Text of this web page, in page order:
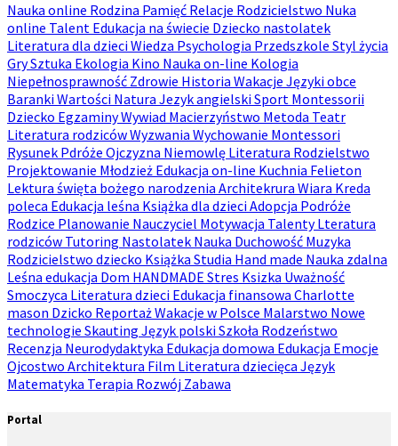
Nauka online Rodzina Pamięć Relacje Rodzicielstwo Nuka
online Talent Edukacja na świecie Dziecko nastolatek
Literatura dla dzieciWiedza Psychologia Przedszkole Styl życia
GrySztuka Ekologia Kino Nauka on-line Kologia
Niepełnosprawność Zdrowie Historia Wakacje Języki obce
BarankiWartości Natura Jezyk angielskiSport Montessorii
Dziecko EgzaminyWywiad Macierzyństwo Metoda Teatr
Literatura rodzicówWyzwania Wychowanie Montessori
Rysunek Pdróże Ojczyzna Niemowlę Literatura Rodzielstwo
Projektowanie Młodzież Edukacja on-line Kuchnia Felieton
Lektura święta bożego narodzenia Architekrura Wiara Kreda
poleca Edukacja leśna Książka dla dzieciAdopcja Podróże
Rodzice Planowanie Nauczyciel Motywacja TalentyLteratura
rodziców Tutoring Nastolatek Nauka Duchowość Muzyka
Rodzicielstwo dziecko Książka Studia Hand made Nauka zdalna
Leśna edukacja Dom HANDMADE Stres Ksizka Uważność
Smoczyca Literatura dzieci Edukacja finansowa Charlotte
mason Dzicko ReportażWakacje w Polsce Malarstwo Nowe
technologie Skauting Język polskiSzkoła Rodzeństwo
Recenzja Neurodydaktyka Edukacja domowa Edukacja Emocje
Ojcostwo Architektura Film Literatura dziecięca Język
Matematyka Terapia Rozwój Zabawa
Portal